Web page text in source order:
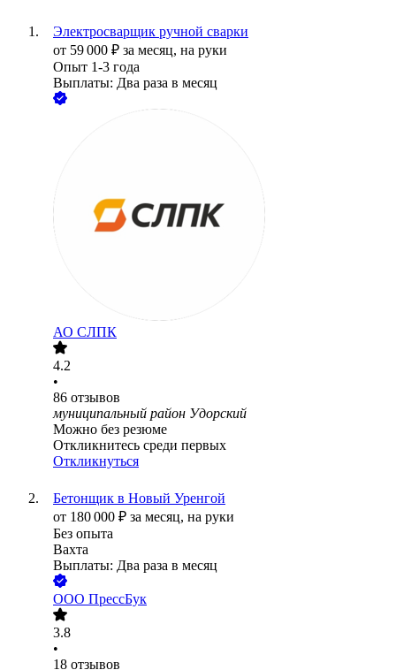
Электросварщик ручной сварки
от 59 000 ₽ за месяц, на руки
Опыт 1-3 года
Выплаты: Два раза в месяц
АО СЛПК
4.2
•
86 отзывов
муниципальный район Удорский
Можно без резюме
Откликнитесь среди первых
Откликнуться
Бетонщик в Новый Уренгой
от 180 000 ₽ за месяц, на руки
Без опыта
Вахта
Выплаты: Два раза в месяц
ООО ПрессБук
3.8
•
18 отзывов